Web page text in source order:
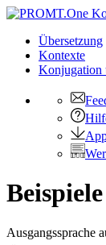
Übersetzung
Kontexte
Konjugation
Ausgangssprache